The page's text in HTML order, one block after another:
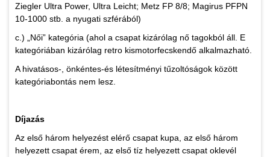
Ziegler Ultra Power, Ultra Leicht; Metz FP 8/8; Magirus PFPN
10-1000 stb. a nyugati szférából)
c.) „Női” kategória (ahol a csapat kizárólag nő tagokból áll. E
kategóriában kizárólag retro kismotorfecskendő alkalmazható.
A hivatásos-, önkéntes-és létesítményi tűzoltóságok között
kategóriabontás nem lesz.
Díjazás
Az első három helyezést elérő csapat kupa, az első három
helyezett csapat érem, az első tíz helyezett csapat oklevél